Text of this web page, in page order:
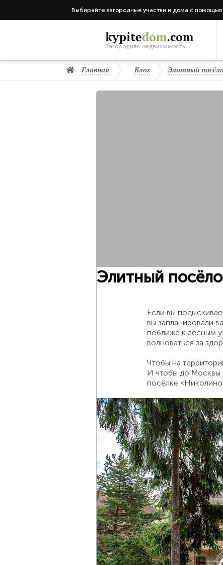
Выбирайте загородные участки и дома с
kypitedom.com
Загородная недвижимость
Главная Блог Элитный
Элитный
Если вы
вы запланировали
поближе к лесным
волноваться за
Чтобы на
И чтобы до Москвы
посёлке